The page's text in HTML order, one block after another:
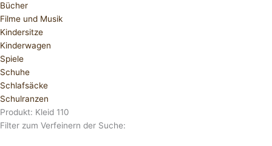
Bücher
Filme und Musik
Kindersitze
Kinderwagen
Spiele
Schuhe
Schlafsäcke
Schulranzen
Produkt: Kleid 110
Filter zum Verfeinern der Suche: